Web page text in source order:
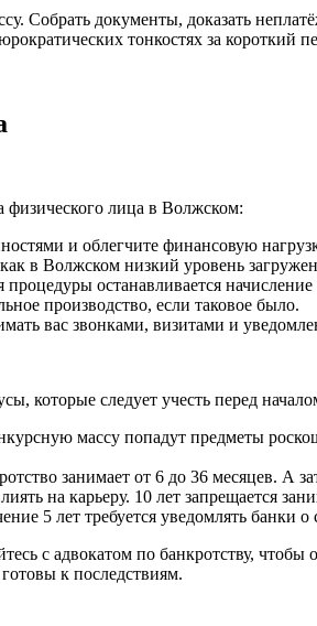
Собрать документы, доказать
тонкостях за короткий
физического лица в Волжском:
и облегчите финансовую
в Волжском низкий уровень
процедуры останавливается
производство, если таковое было.
вас звонками, визитами и
которые следует учесть перед
массу попадут предметы
занимает от 6 до 36 месяцев. А
на карьеру. 10 лет запрещается
5 лет требуется уведомлять банки
с адвокатом по банкротству,
к последствиям.